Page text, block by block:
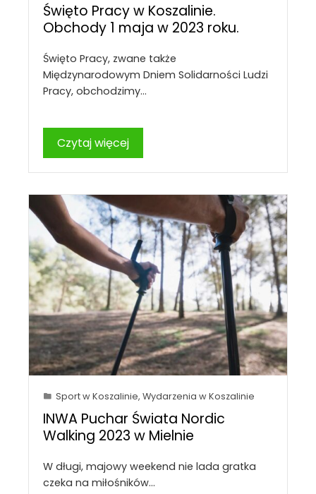
Święto Pracy w Koszalinie.
Obchody 1 maja w 2023 roku.
Święto Pracy, zwane także
Międzynarodowym Dniem Solidarności Ludzi
Pracy, obchodzimy…
Czytaj więcej
Sport w Koszalinie, Wydarzenia w Koszalinie
INWA Puchar Świata Nordic
Walking 2023 w Mielnie
W długi, majowy weekend nie lada gratka
czeka na miłośników…